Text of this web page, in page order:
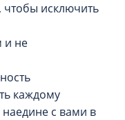
чтобы исключить
и не
каждому
с вами в